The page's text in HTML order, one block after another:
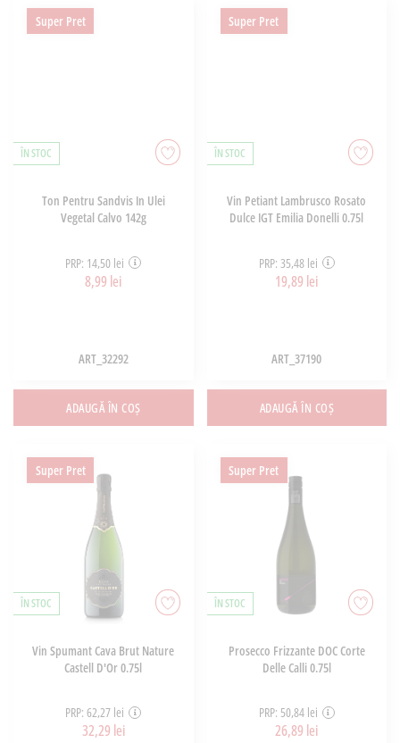
Super Pret
ÎN STOC
Ton Pentru Sandvis In Ulei
Vegetal Calvo 142g
PRP: 14,50 lei
8,99 lei
ART_32292
ADAUGĂ ÎN COȘ
Super Pret
ÎN STOC
Vin Petiant Lambrusco Rosato
Dulce IGT Emilia Donelli 0.75l
PRP: 35,48 lei
19,89 lei
ART_37190
ADAUGĂ ÎN COȘ
Super Pret
ÎN STOC
Vin Spumant Cava Brut Nature
Castell D'Or 0.75l
PRP: 62,27 lei
32,29 lei
Super Pret
ÎN STOC
Prosecco Frizzante DOC Corte
Delle Calli 0.75l
PRP: 50,84 lei
26,89 lei